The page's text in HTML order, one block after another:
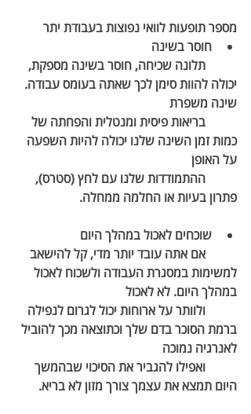
מספר תופעות לוואי נפוצות בעבודת יתר
חוסר בשינה
	תלונה שכיחה, חוסר בשינה מספקת,
יכולה להוות סימן לכך שאתה בעומס עבודה.
שינה משפרת
	בריאות פיסית ומנטלית והפחתה של
כמות זמן השינה שלנו יכולה להיות השפעה
על האופן
	ההתמודדות שלנו עם לחץ (סטרס),
פתרון בעיות או החלמה ממחלה.
שוכחים לאכול במהלך היום
	אם אתה עובד יותר מדי, קל להישאב
למשימות במסגרת העבודה ולשכוח לאכול
במהלך היום. לא לאכול
	ולוותר על ארוחות יכול לגרום לנפילה
ברמת הסוכר בדם שלך וכתוצאה מכך להוביל
לאנרגיה נמוכה
	ואפילו להגביר את הסיכוי שבהמשך
היום תמצא את עצמך צורך מזון לא בריא.